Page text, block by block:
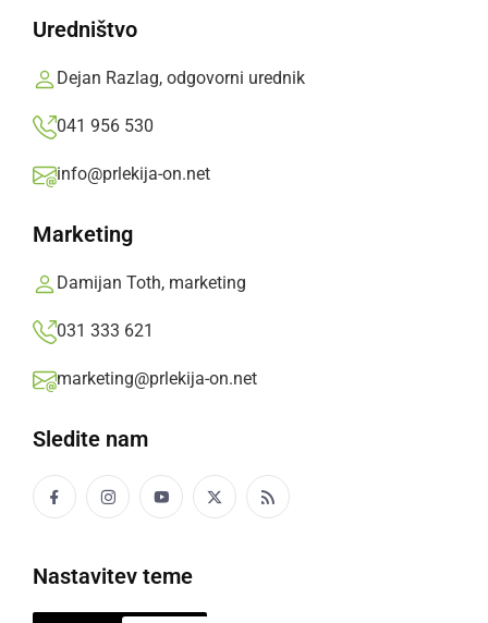
Uredništvo
Dejan Razlag, odgovorni urednik
041 956 530
info@prlekija-on.net
Marketing
Damijan Toth, marketing
031 333 621
marketing@prlekija-on.net
Sledite nam
Nastavitev teme
literarnim večerom
Popularne rubrike novic
Družabno
Črna kronika
Šport
Politika
Gospodarstvo